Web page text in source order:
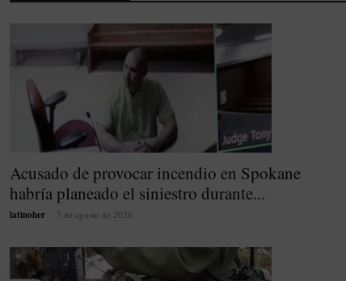
Acusado de provocar incendio en Spokane
habría planeado el siniestro durante...
latinoher 7 de agosto de 2026